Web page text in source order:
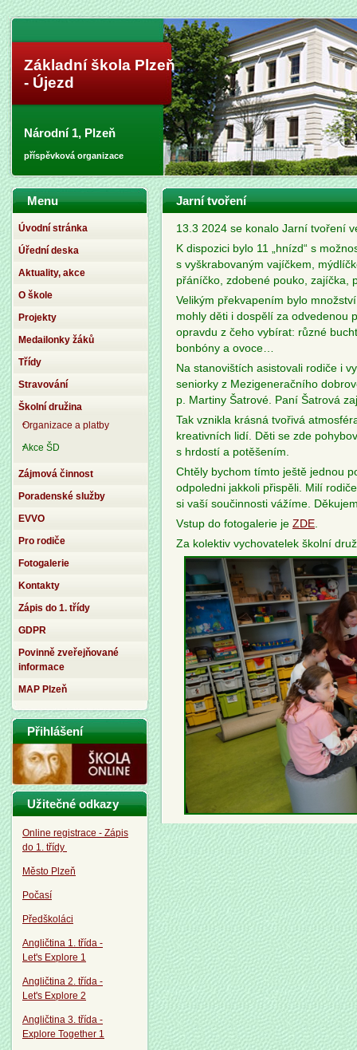
Základní škola Plzeň
- Újezd
Národní 1, Plzeň
příspěvková organizace
Jarní tvoření
13.3 2024 se konalo Jarní tvoření
K dispozici bylo 11 „hnízd“ s
s vyškrabovaným vajíčkem,
přáníčko, zdobené pouko, zajíčka,
Velikým překvapením bylo
mohly děti i dospělí za odvedenou
opravdu z čeho vybírat: různé
bonbóny a ovoce…
Na stanovištích asistovali rodiče i
seniorky z Mezigeneračního
p. Martiny Šatrové. Paní Šatrová
Tak vznikla krásná tvořivá
kreativních lidí. Děti se zde
s hrdostí a potěšením.
Chtěly bychom tímto ještě jednou
odpoledni jakkoli přispěli. Milí
si vaší součinnosti vážíme.
Vstup do fotogalerie je ZDE.
Za kolektiv vychovatelek školní
Menu
Úvodní stránka
Úřední deska
Aktuality, akce
O škole
Projekty
Medailonky žáků
Třídy
Stravování
Školní družina
Organizace a platby
Akce ŠD
Zájmová činnost
Poradenské služby
EVVO
Pro rodiče
Fotogalerie
Kontakty
Zápis do 1. třídy
GDPR
Povinně zveřejňované
informace
MAP Plzeň
Přihlášení
Užitečné odkazy
Online registrace - Zápis
do 1. třídy
Město Plzeň
Počasí
Předškoláci
Angličtina 1. třída -
Let's Explore 1
Angličtina 2. třída -
Let's Explore 2
Angličtina 3. třída -
Explore Together 1